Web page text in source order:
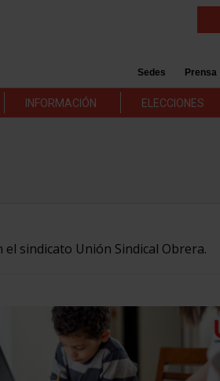
Sedes Prensa
INFORMACIÓN ELECCIONES
sindicato Unión Sindical Obrera.